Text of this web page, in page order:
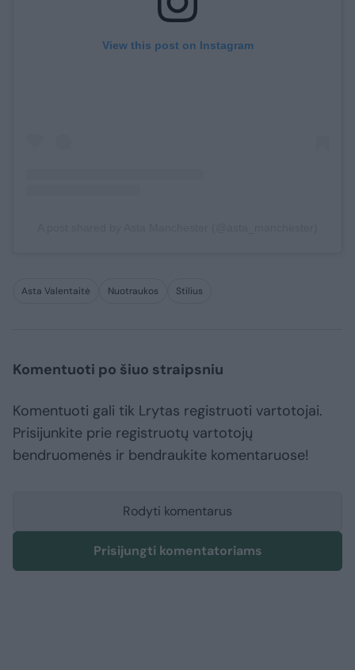
View this post on Instagram
Asta Valentaitė Nuotraukos Stilius
Komentuoti po šiuo straipsniu
Komentuoti gali tik Lrytas registruoti vartotojai.
Prisijunkite prie registruotų vartotojų
bendruomenės ir bendraukite komentaruose!
Rodyti komentarus
Prisijungti komentatoriams